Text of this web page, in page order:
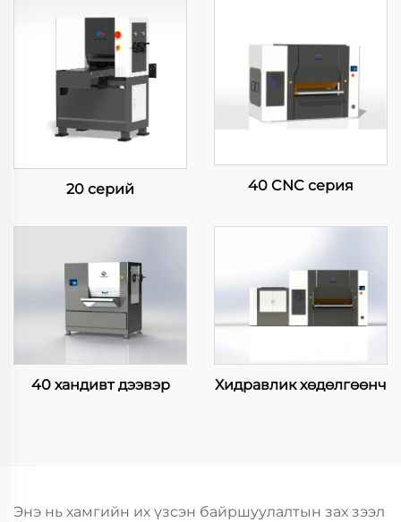
20 серий 40 CNC серия
40 хандивт дээвэр Хидравлик хөдөлгөөнч
Энэ нь хамгийн их үзсэн байршуулалтын зах зээл